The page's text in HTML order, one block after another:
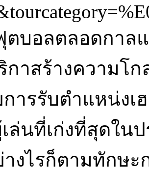
บอลตลอดกาล
กาสร้างความโ
ารรับตำแหน่ง
ล่นที่เก่งที่สุดใน
างไรก็ตามทักษะ